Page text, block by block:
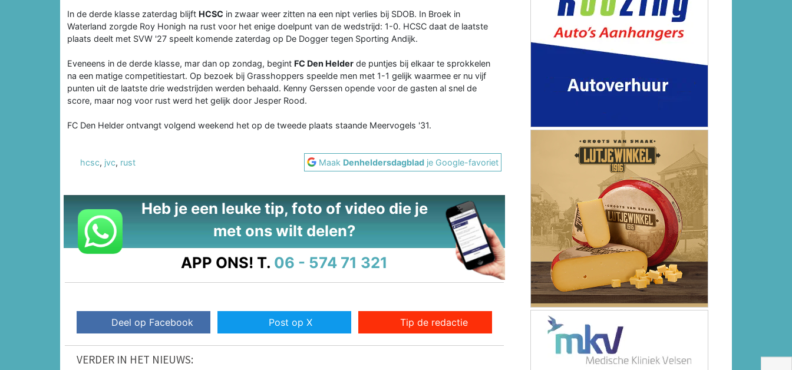
In de derde klasse zaterdag blijft HCSC in zwaar weer zitten na een nipt verlies bij SDOB. In Broek in
Waterland zorgde Roy Honigh na rust voor het enige doelpunt van de wedstrijd: 1-0. HCSC daat de laatste
plaats deelt met SVW '27 speelt komende zaterdag op De Dogger tegen Sporting Andijk.
Eveneens in de derde klasse, mar dan op zondag, begint FC Den Helder de puntjes bij elkaar te sprokkelen
na een matige competitiestart. Op bezoek bij Grasshoppers speelde men met 1-1 gelijk waarmee er nu vijf
punten uit de laatste drie wedstrijden werden behaald. Kenny Gerssen opende voor de gasten al snel de
score, maar nog voor rust werd het gelijk door Jesper Rood.
FC Den Helder ontvangt volgend weekend het op de tweede plaats staande Meervogels '31.
hcsc, jvc, rust Maak Denheldersdagblad je Google-favoriet
Heb je een leuke tip, foto of video die je
met ons wilt delen?
APP ONS! T. 06 - 574 71 321
Deel op Facebook Post op X Tip de redactie
VERDER IN HET NIEUWS: